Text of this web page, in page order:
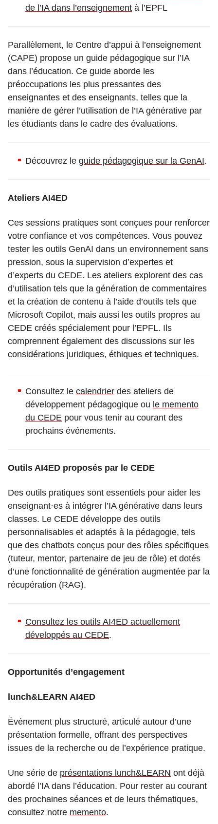
de l’IA dans l’enseignement à l’EPFL
Parallèlement, le Centre d’appui à l’enseignement
(CAPE) propose un guide pédagogique sur l’IA
dans l’éducation. Ce guide aborde les
préoccupations les plus pressantes des
enseignantes et des enseignants, telles que la
manière de gérer l’utilisation de l’IA générative par
les étudiants dans le cadre des évaluations.
Découvrez le guide pédagogique sur la GenAI.
Ateliers AI4ED
Ces sessions pratiques sont conçues pour renforcer
votre confiance et vos compétences. Vous pouvez
tester les outils GenAI dans un environnement sans
pression, sous la supervision d’expertes et
d’experts du CEDE. Les ateliers explorent des cas
d’utilisation tels que la génération de commentaires
et la création de contenu à l’aide d’outils tels que
Microsoft Copilot, mais aussi les outils propres au
CEDE créés spécialement pour l’EPFL. Ils
comprennent également des discussions sur les
considérations juridiques, éthiques et techniques.
Consultez le calendrier des ateliers de
développement pédagogique ou le memento
du CEDE pour vous tenir au courant des
prochains événements.
Outils AI4ED proposés par le CEDE
Des outils pratiques sont essentiels pour aider les
enseignant·es à intégrer l’IA générative dans leurs
classes. Le CEDE développe des outils
personnalisables et adaptés à la pédagogie, tels
que des chatbots conçus pour des rôles spécifiques
(tuteur, mentor, partenaire de jeu de rôle) et dotés
d’une fonctionnalité de génération augmentée par la
récupération (RAG).
Consultez les outils AI4ED actuellement
développés au CEDE.
Opportunités d’engagement
lunch&LEARN AI4ED
Événement plus structuré, articulé autour d’une
présentation formelle, offrant des perspectives
issues de la recherche ou de l’expérience pratique.
Une série de présentations lunch&LEARN ont déjà
abordé l’IA dans l’éducation. Pour rester au courant
des prochaines séances et de leurs thématiques,
consultez notre memento.